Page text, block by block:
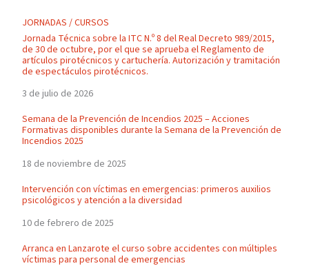
JORNADAS / CURSOS
Jornada Técnica sobre la ITC N.º 8 del Real Decreto 989/2015,
de 30 de octubre, por el que se aprueba el Reglamento de
artículos pirotécnicos y cartuchería. Autorización y tramitación
de espectáculos pirotécnicos.
3 de julio de 2026
Semana de la Prevención de Incendios 2025 – Acciones
Formativas disponibles durante la Semana de la Prevención de
Incendios 2025
18 de noviembre de 2025
Intervención con víctimas en emergencias: primeros auxilios
psicológicos y atención a la diversidad
10 de febrero de 2025
Arranca en Lanzarote el curso sobre accidentes con múltiples
víctimas para personal de emergencias